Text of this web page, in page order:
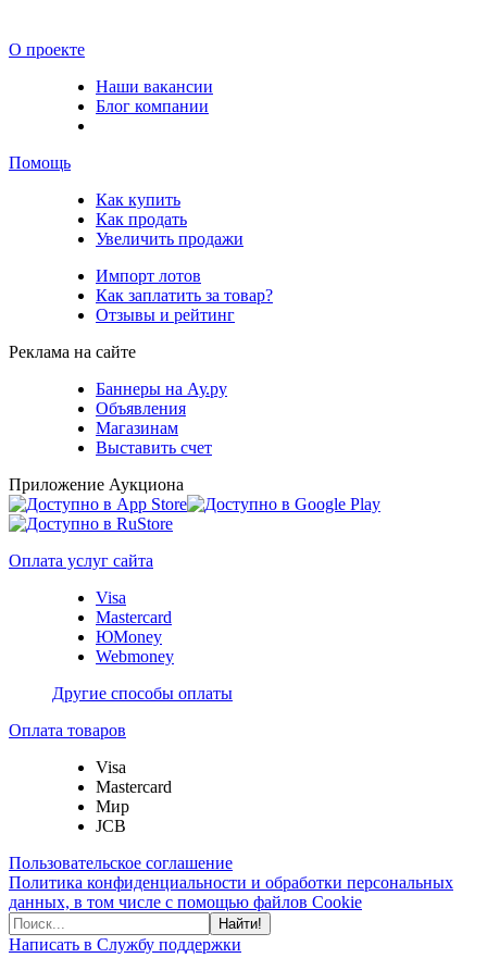
О проекте
Наши вакансии
Блог компании
Помощь
Как купить
Как продать
Увеличить продажи
Импорт лотов
Как заплатить за товар?
Отзывы и рейтинг
Реклама на сайте
Баннеры на Ау.ру
Объявления
Магазинам
Выставить счет
Приложение Аукциона
Оплата услуг сайта
Visa
Mastercard
ЮMoney
Webmoney
Другие способы оплаты
Оплата товаров
Visa
Mastercard
Мир
JCB
Пользовательское соглашение
Политика конфиденциальности и обработки персональных
данных, в том числе с помощью файлов Cookie
Найти!
Написать в Службу поддержки